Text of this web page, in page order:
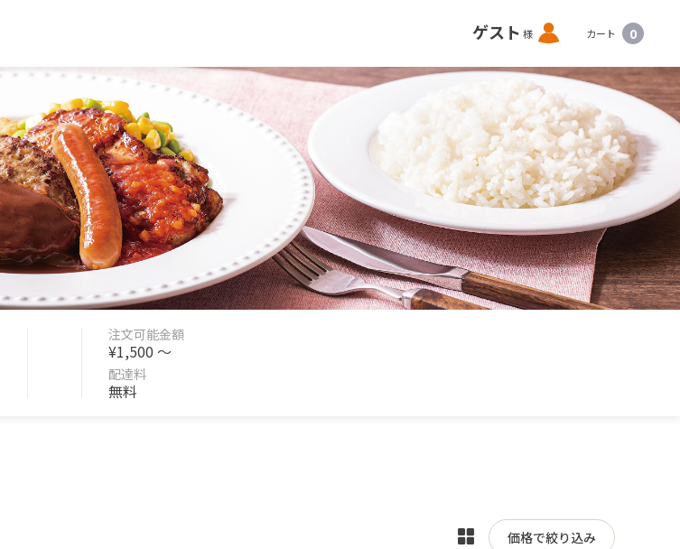
ゲスト 様 ロ
グ
イ
ン
カート 0
注文可能金額
¥1,500 〜
配達料
無料
表
価格で絞り込み